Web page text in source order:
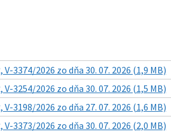
3374/2026 zo dňa 30. 07. 2026 (1,9 MB)
3254/2026 zo dňa 30. 07. 2026 (1,5 MB)
3198/2026 zo dňa 27. 07. 2026 (1,6 MB)
3373/2026 zo dňa 30. 07. 2026 (2,0 MB)